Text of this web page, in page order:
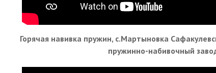
Горячая навивка пружин, с.Мартыновка
пружинно-набивочный